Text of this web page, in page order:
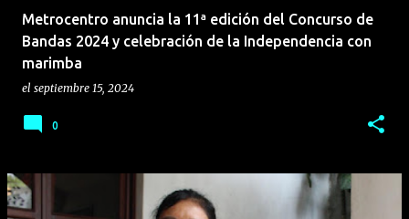
Metrocentro anuncia la 11ª edición del Concurso de
Bandas 2024 y celebración de la Independencia con
marimba
el septiembre 15, 2024
0